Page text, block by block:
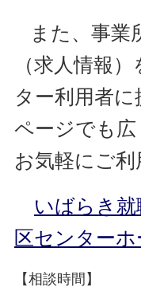
また、事業
（求人情報
ター利用者
ページでも広
お気軽にご
いばらき
区センター
【相談時間】